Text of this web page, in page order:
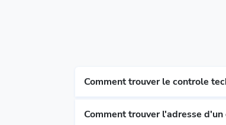
Comment trouver le controle
Comment trouver l'adresse